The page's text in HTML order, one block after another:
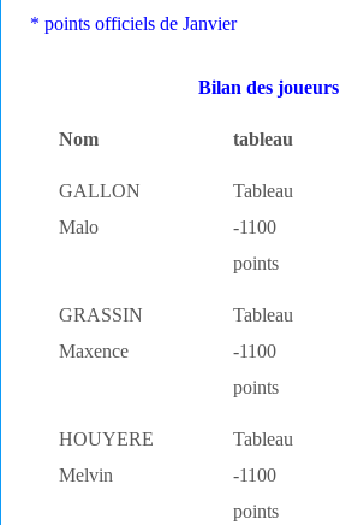
* points officiels de Janvier
Bilan des joueurs
Nom tableau
GALLON
Malo
Tableau
-1100
points
GRASSIN
Maxence
Tableau
-1100
points
HOUYERE
Melvin
Tableau
-1100
points